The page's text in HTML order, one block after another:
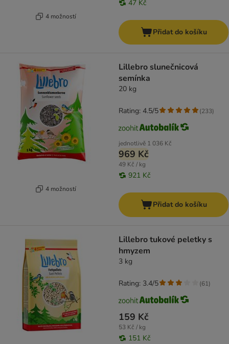
4 možností
47 Kč
Přidat do košíku
4 možností
Lillebro slunečnicová
semínka
20 kg
jednotlivě 1 036 Kč
969 Kč
49 Kč / kg
921 Kč
Rating: 4.5/5 (233)
Přidat do košíku
Lillebro tukové peletky s
hmyzem
3 kg
159 Kč
53 Kč / kg
151 Kč
Rating: 3.4/5 (61)